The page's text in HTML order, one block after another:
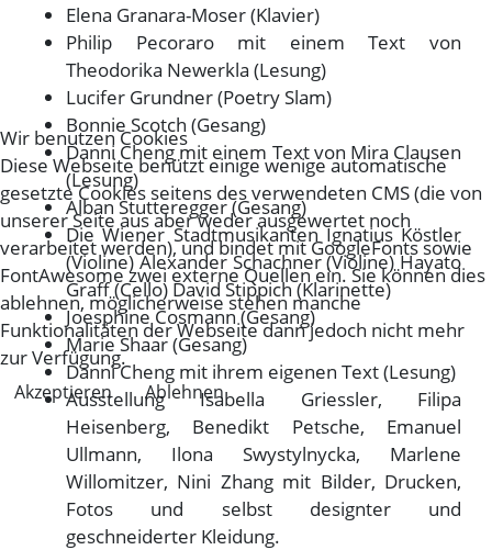
Elena Granara-Moser (Klavier)
Philip Pecoraro mit einem Text von
Theodorika Newerkla (Lesung)
Lucifer Grundner (Poetry Slam)
Bonnie Scotch (Gesang)
Danni Cheng mit einem Text von Mira Clausen
(Lesung)
Alban Stutteregger (Gesang)
Die Wiener Stadtmusikanten Ignatius Köstler
(Violine) Alexander Schachner (Violine) Hayato
Graff (Cello) David Stippich (Klarinette)
Joesphine Cosmann (Gesang)
Marie Shaar (Gesang)
Danni Cheng mit ihrem eigenen Text (Lesung)
Ausstellung Isabella Griessler, Filipa
Heisenberg, Benedikt Petsche, Emanuel
Ullmann, Ilona Swystylnycka, Marlene
Willomitzer, Nini Zhang mit Bilder, Drucken,
Fotos und selbst designter und
geschneiderter Kleidung.
Wir benutzen Cookies
Diese Webseite benützt einige wenige automatische
gesetzte Cookies seitens des verwendeten CMS (die von
unserer Seite aus aber weder ausgewertet noch
verarbeitet werden), und bindet mit GoogleFonts sowie
FontAwesome zwei externe Quellen ein. Sie können dies
ablehnen, möglicherweise stehen manche
Funktionalitäten der Webseite dann jedoch nicht mehr
zur Verfügung.
Akzeptieren Ablehnen